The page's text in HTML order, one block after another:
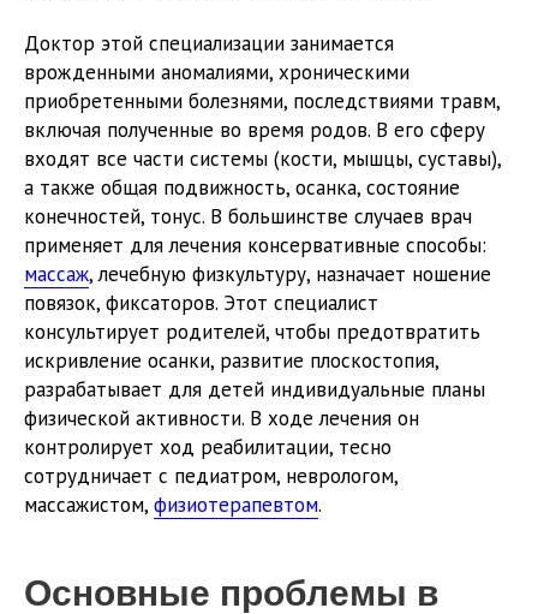
Доктор этой специализации занимается
врожденными аномалиями, хроническими
приобретенными болезнями, последствиями травм,
включая полученные во время родов. В его сферу
входят все части системы (кости, мышцы, суставы),
а также общая подвижность, осанка, состояние
конечностей, тонус. В большинстве случаев врач
применяет для лечения консервативные способы:
массаж, лечебную физкультуру, назначает ношение
повязок, фиксаторов. Этот специалист
консультирует родителей, чтобы предотвратить
искривление осанки, развитие плоскостопия,
разрабатывает для детей индивидуальные планы
физической активности. В ходе лечения он
контролирует ход реабилитации, тесно
сотрудничает с педиатром, неврологом,
массажистом, физиотерапевтом.
Основные проблемы в